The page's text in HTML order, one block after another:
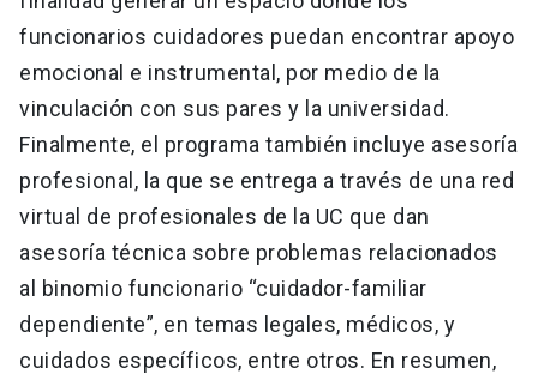
funcionarios cuidadores puedan encontrar apoyo
emocional e instrumental, por medio de la
vinculación con sus pares y la universidad.
Finalmente, el programa también incluye asesoría
profesional, la que se entrega a través de una red
virtual de profesionales de la UC que dan
asesoría técnica sobre problemas relacionados
al binomio funcionario “cuidador-familiar
dependiente”, en temas legales, médicos, y
cuidados específicos, entre otros. En resumen,